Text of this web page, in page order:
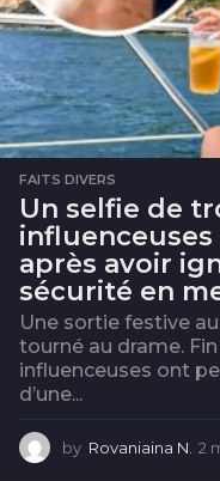
FAITS DIVERS
Un selfie de
après avoir
sécurité en
Une sortie festive
tourné au drame.
influenceuses ont
d’une...
by Rovaniaina N. 2